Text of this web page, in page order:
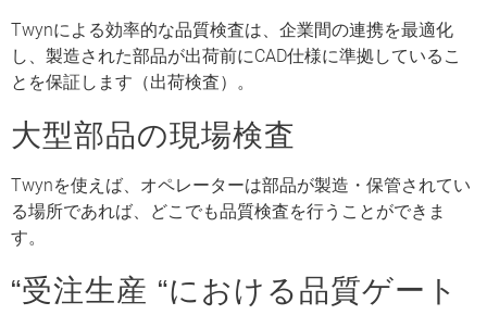
Twynによる効率的な品質検査は、企業間の連携を最適化
し、製造された部品が出荷前にCAD仕様に準拠しているこ
とを保証します（出荷検査）。
大型部品の現場検査
Twynを使えば、オペレーターは部品が製造・保管されてい
る場所であれば、どこでも品質検査を行うことができま
す。
“受注生産 “における品質ゲート